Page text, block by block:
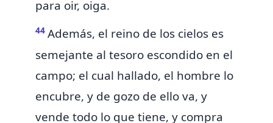
para oir, oiga.
44 Además, el reino de los cielos es
semejante al tesoro escondido en el
campo; el cual hallado, el hombre lo
encubre, y de gozo de ello va, y
vende todo lo que tiene, y compra